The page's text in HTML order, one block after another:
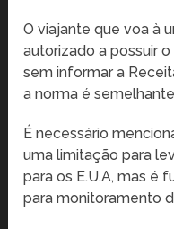
O viajante que voa à
autorizado a possuir
sem informar a
a norma é
É necessário
uma limitação para
para os E.U.A, mas é
para monitoramento